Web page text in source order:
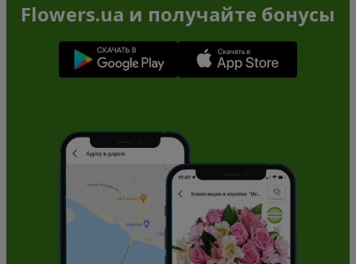
Flowers.ua и получайте бонусы